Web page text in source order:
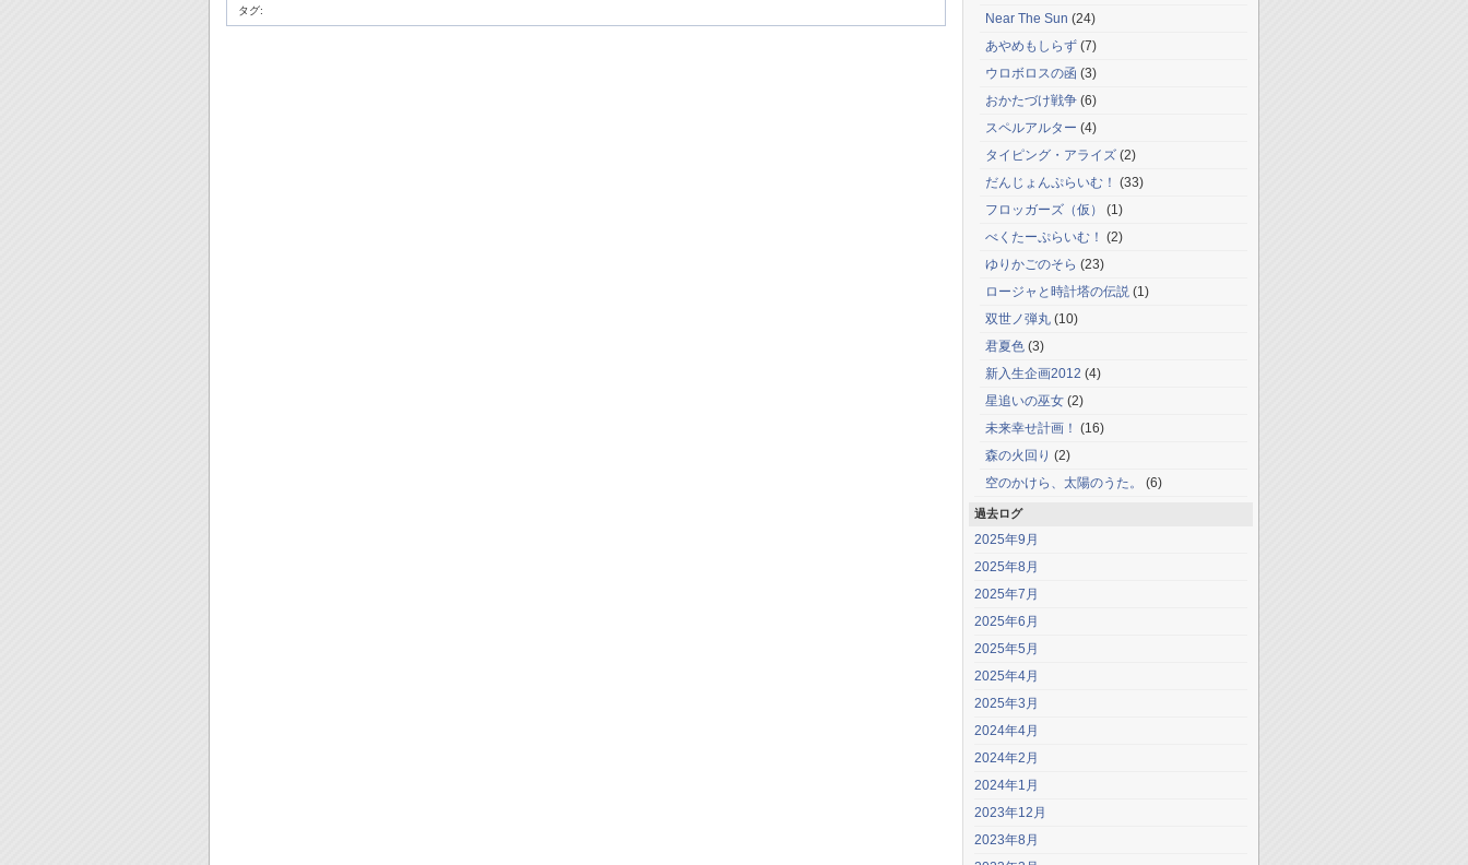
タグ:
Near The Sun (24)
あやめもしらず (7)
ウロボロスの函 (3)
おかたづけ戦争 (6)
スペルアルター (4)
タイピング・アライズ (2)
だんじょんぷらいむ！ (33)
フロッガーズ（仮）
(1)
べくたーぷらいむ！ (2)
ゆりかごのそら (23)
ロージャと時計塔の伝説 (1)
双世ノ弾丸 (10)
君夏色 (3)
新入生企画2012 (4)
星追いの巫女 (2)
未来幸せ計画！ (16)
森の火回り (2)
空のかけら、太陽のうた。
(6)
過去ログ
2025年9月
2025年8月
2025年7月
2025年6月
2025年5月
2025年4月
2025年3月
2024年4月
2024年2月
2024年1月
2023年12月
2023年8月